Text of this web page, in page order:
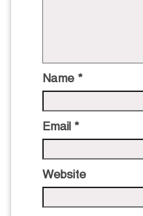
Name *
Email *
Website